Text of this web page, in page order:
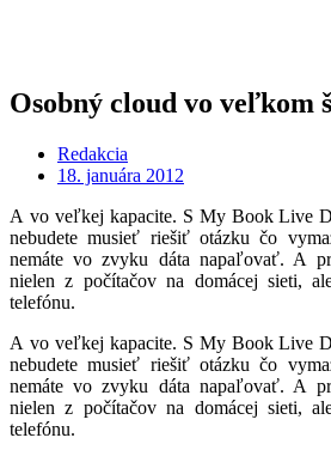
Osobný cloud vo veľkom
Redakcia
18. januára 2012
A vo veľkej kapacite. S My Book Live
nebudete musieť riešiť otázku čo
nemáte vo zvyku dáta napaľovať. A
nielen z počítačov na domácej sieti,
telefónu.
A vo veľkej kapacite. S My Book Live
nebudete musieť riešiť otázku čo
nemáte vo zvyku dáta napaľovať. A
nielen z počítačov na domácej sieti,
telefónu.